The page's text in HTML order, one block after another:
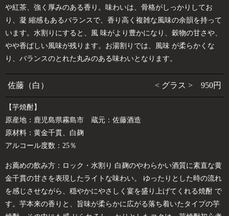
や紅茶、強く厚みのある香り。味わいは、骨格がしっかりしてお
り、凝 縮感もあるバランスで、香り高く複雑な風味の余韻を持って
います。水割りにすると、風 味がより豊かになり、穀物の甘さや、
やや香ばしい風味が残ります。お湯割りでは、風味 が柔らかくな
り、バランスのとれた丸みのある味わいとなります。
佐藤（白） < グラス > 950円
【芋焼酎】
原産地：鹿児島県霧島市 蔵元：佐藤酒造
原材料：黄金千貫、白麹
アルコール度数：25％
お薦めの飲み方：ロック・水割り 白麹のやわらかい酒質に素直な黄
金千貫の甘さを表現したライトな味わい。 ゆったりとした時の流れ
を感じさせながら、穏やかにやさしく宴を盛り上げてくれる焼酎 で
す。芋本来の香りと、旨味が柔らかに広がる落ち着いたタイプの芋